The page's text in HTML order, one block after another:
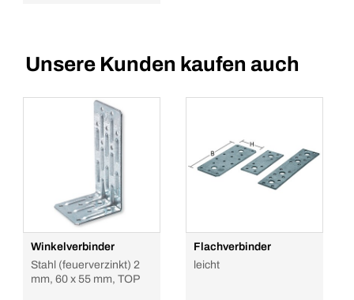
Unsere Kunden kaufen auch
Winkelverbinder
Stahl (feuerverzinkt) 2
mm, 60 x 55 mm, TOP
Flachverbinder
leicht